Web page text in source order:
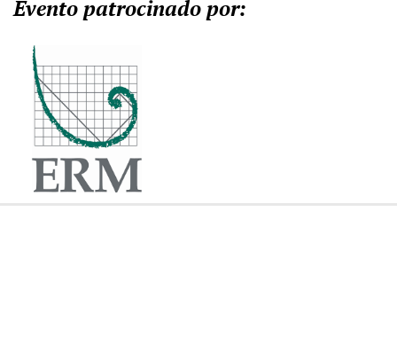
Evento patrocinado por: